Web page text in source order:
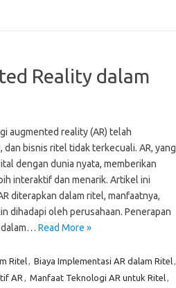
Reality dalam
augmented reality (AR) telah
bisnis ritel tidak terkecuali. AR, yang
dengan dunia nyata, memberikan
interaktif dan menarik. Artikel ini
diterapkan dalam ritel, manfaatnya,
dihadapi oleh perusahaan. Penerapan
dalam… Read More »
Ritel, Biaya Implementasi AR dalam Ritel,
AR , Manfaat Teknologi AR untuk Ritel,